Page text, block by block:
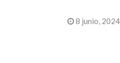
8 junio, 2024